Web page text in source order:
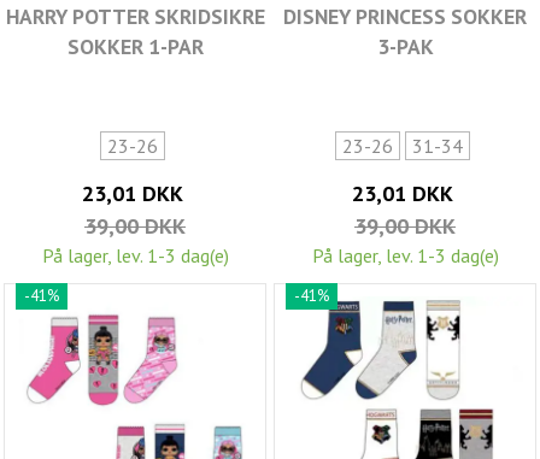
HARRY POTTER SKRIDSIKRE
SOKKER 1-PAR
23-26
23,01 DKK
39,00 DKK
På lager, lev. 1-3 dag(e)
DISNEY PRINCESS SOKKER
3-PAK
23-26 31-34
23,01 DKK
39,00 DKK
På lager, lev. 1-3 dag(e)
-41% -41%